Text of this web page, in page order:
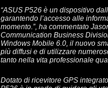
“ASUS P526 è un dispositivo
garantendo l’accesso alle
momento.”, ha commentato
Communication Business
Windows Mobile 6.0, il nuovo
più diffusi e di utilizzare
tanto nella vita professionale
Dotato di ricevitore GPS